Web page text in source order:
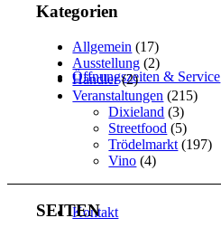
Öffnungszeiten & Service
Kontakt
Kategorien
Allgemein (17)
Ausstellung (2)
Händler(2)
Veranstaltungen (215)
Dixieland (3)
Streetfood (5)
Trödelmarkt (197)
Vino (4)
SEITEN